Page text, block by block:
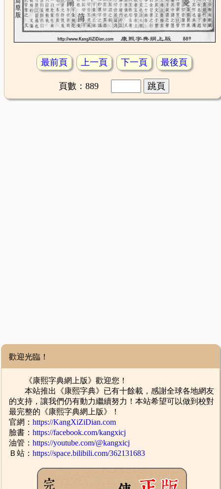
最前頁 上一頁 下一頁 最後頁
頁數：889
歡迎光臨！
《康熙字典網上版》歡迎您！
本站推出《康熙字典》已有十餘載，感謝全球各地網友
的支持，讓我們仍有動力繼續努力！本站希望可以做到校對
最完整的《康熙字典網上版》！
官網：https://KangXiZiDian.com
臉書：https://facebook.com/kangxicj
油管：https://youtube.com/@kangxicj
Ｂ站：https://space.bilibili.com/362131683